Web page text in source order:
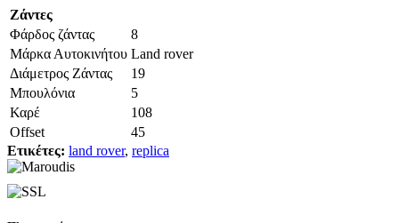
Ζάντες
Φάρδος ζάντας
8
Μάρκα Αυτοκινήτου Land rover
Διάμετρος Ζάντας
19
Μπουλόνια
5
Καρέ
108
Offset
45
Ετικέτες: land rover, replica